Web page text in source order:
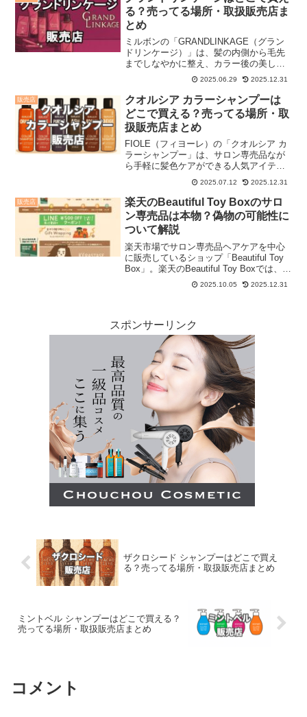
地よさをまとえ...
る？売ってる場所・取扱販売店ま
とめ
ミルボンの「GRANDLINKAGE（グラン
ドリンケージ）」は、髪の内側から毛先
までしなやかに整え、カラー後の美しさ
を長持ちさせるシリーズ。そんな、グラ
ンドリンケージを売ってる場所・取扱販
売店をまとめました。市販・実店舗まず
は、市販・実店舗...
2025.06.29 2025.12.31
販売店
クオルシア カラーシャンプーは
どこで買える？売ってる場所・取
扱販売店まとめ
FIOLE（フィヨーレ）の「クオルシア カ
ラーシャンプー」は、サロン専売品なが
ら手軽に髪色ケアができる人気アイテム
です。アミノ酸系のやさしい処方で、13
種の植物エキスや加水分解ケラチンを配
合し、繰り返し染めた髪に潤いを与えつ
つ「色持ち」「発...
2025.07.12 2025.12.31
販売店
楽天のBeautiful Toy Boxのサロ
ン専売品は本物？偽物の可能性に
ついて解説
楽天市場でサロン専売品ヘアケアを中心
に販売しているショップ「Beautiful Toy
Box」。楽天のBeautiful Toy Boxでは、市
販の店舗ではなかなか売っていないサロ
ン専売品ヘアケアなどが多数、販売され
2025.10.05 2025.12.31
スポンサーリンク
ザクロシード シャンプーはどこで買え
る？売ってる場所・取扱販売店まとめ
ミントベル シャンプーはどこで買える？
売ってる場所・取扱販売店まとめ
コメント